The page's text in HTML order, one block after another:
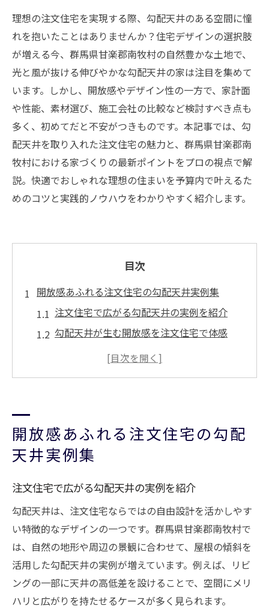
理想の注文住宅を実現する際、勾配天井のある空間に憧
れを抱いたことはありませんか？住宅デザインの選択肢
が増える今、群馬県甘楽郡南牧村の自然豊かな土地で、
光と風が抜ける伸びやかな勾配天井の家は注目を集めて
います。しかし、開放感やデザイン性の一方で、家計面
や性能、素材選び、施工会社の比較など検討すべき点も
多く、初めてだと不安がつきものです。本記事では、勾
配天井を取り入れた注文住宅の魅力と、群馬県甘楽郡南
牧村における家づくりの最新ポイントをプロの視点で解
説。快適でおしゃれな理想の住まいを予算内で叶えるた
めのコツと実践的ノウハウをわかりやすく紹介します。
目次
開放感あふれる注文住宅の勾配天井実例集
注文住宅で広がる勾配天井の実例を紹介
勾配天井が生む開放感を注文住宅で体感
自然と調和する注文住宅の勾配天井デザイ
中庭のある家で輝く勾配天井の実例特集
憧れの勾配天井を手に入れる家づくりの方法
おしゃれな家づくりと勾配天井の関係を解
説
注文住宅の勾配天井で叶える理想の空間作
り
勾配天井が映える家を注文住宅で建てる方
法
中庭のある家に合う勾配天井の取り入れ方
開放感あふれる注文住宅の勾配
天井実例集
注文住宅で広がる勾配天井の実例を紹介
勾配天井は、注文住宅ならではの自由設計を活かしやす
い特徴的なデザインの一つです。群馬県甘楽郡南牧村で
は、自然の地形や周辺の景観に合わせて、屋根の傾斜を
活用した勾配天井の実例が増えています。例えば、リビ
ングの一部に天井の高低差を設けることで、空間にメリ
ハリと広がりを持たせるケースが多く見られます。